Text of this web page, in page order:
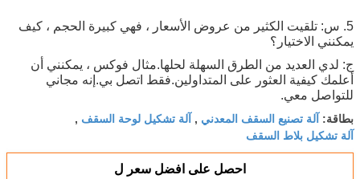
5. س: تلقيت الكثير من عروض الأسعار ، فهي كبيرة الحجم ، كيف
يمكنني الاختيار؟
ج: لدي العديد من الطرق السهلة لحلها.مثال فوكس ، يمكنني أن
أعلمك كيفية العثور على المتداولين.فقط اتصل بي.إنه مجاني
للتواصل معي.
بطاقة: آلة تصنيع السقف المعدني , آلة تشكيل لوحة السقف ,
آلة تشكيل بلاط السقف
احصل على افضل سعر ل